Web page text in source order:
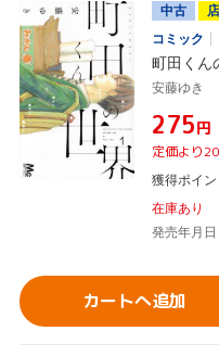
中古
コミック
町田くん
安藤ゆき
¥275円
定価より
獲得ポイ
在庫あり
発売年月
カートへ追加